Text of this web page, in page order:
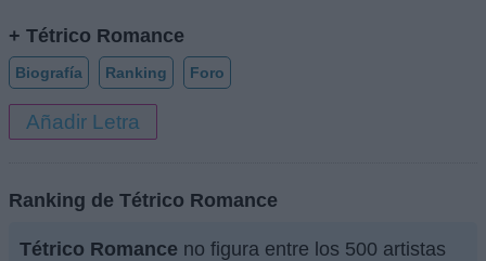
+ Tétrico Romance
Biografía Ranking Foro
Añadir Letra
Ranking de Tétrico Romance
Tétrico Romance no figura entre los 500 artistas